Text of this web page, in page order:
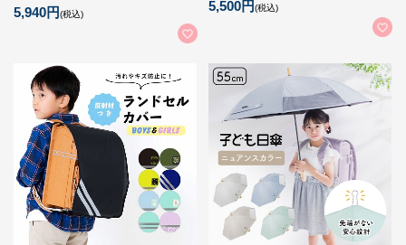
5,940円(税込)
5,500円(税込)